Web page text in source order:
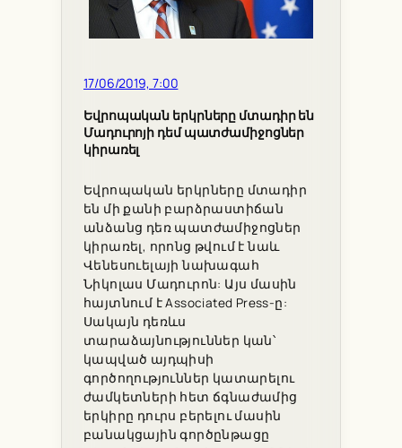
17/06/2019, 7:00
Եվրոպական երկրները մտադիր են
Մադուրոյի դեմ պատժամիջոցներ
կիրառել
Եվրոպական երկրները մտադիր
են մի քանի բարձրաստիճան
անձանց դեռ պատժամիջոցներ
կիրառել, որոնց թվում է նաև
Վենեսուելայի նախագահ
Նիկոլաս Մադուրոն: Այս մասին
հայտնում է Associated Press-ը:
Սակայն դեռևս
տարաձայնություններ կան՝
կապված այդպիսի
գործողություններ կատարելու
ժամկետների հետ ճգնաժամից
երկիրը դուրս բերելու մասին
բանակցային գործընթացը